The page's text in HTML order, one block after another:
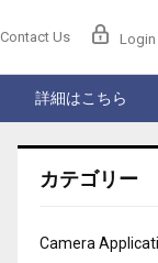
Contact Us Login
詳細はこちら
カテゴリー
Camera